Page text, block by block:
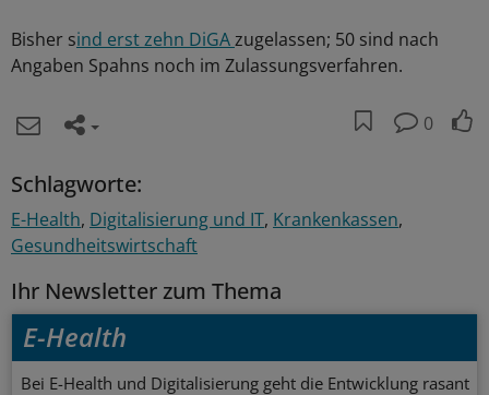
Bisher sind erst zehn DiGAzugelassen; 50 sind nach
Angaben Spahns noch im Zulassungsverfahren.
0
Schlagworte:
E-Health Digitalisierung und IT Krankenkassen
Gesundheitswirtschaft
Ihr Newsletter zum Thema
E-Health
Bei E-Health und Digitalisierung geht die Entwicklung rasant